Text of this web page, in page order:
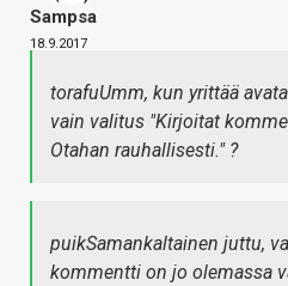
Sampsa
18.9.2017
torafuUmm, kun yrittää
vain valitus "Kirjoitat
Otahan rauhallisesti." ?
puikSamankaltainen juttu,
kommentti on jo olemassa